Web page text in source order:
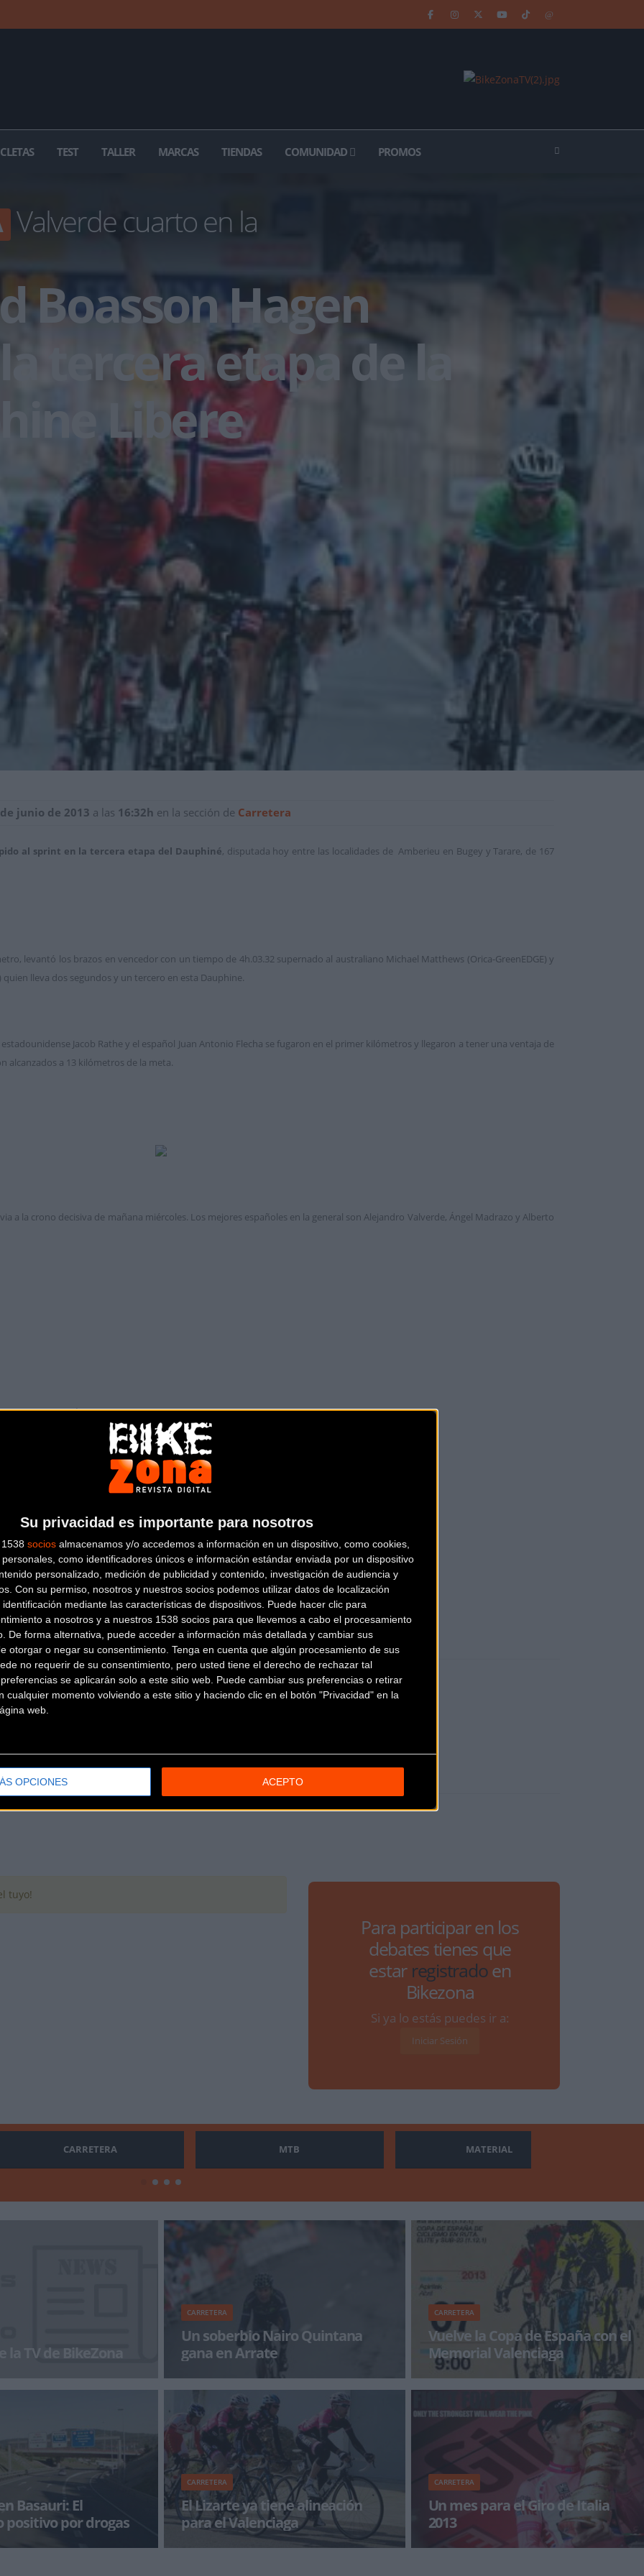
Su privacidad es importante para nosotros
socios almacenamos y/o accedemos a información en un dispositivo, como cookies,
como identificadores únicos e información estándar enviada por un dispositivo
personalizado, medición de publicidad y contenido, investigación de audiencia y
Con su permiso, nosotros y nuestros socios podemos utilizar datos de localización
mediante las características de dispositivos. Puede hacer clic para
a nosotros y a nuestros 1538 socios para que llevemos a cabo el procesamiento
De forma alternativa, puede acceder a información más detallada y cambiar sus
otorgar o negar su consentimiento. Tenga en cuenta que algún procesamiento de sus
no requerir de su consentimiento, pero usted tiene el derecho de rechazar tal
se aplicarán solo a este sitio web. Puede cambiar sus preferencias o retirar
cualquier momento volviendo a este sitio y haciendo clic en el botón "Privacidad" en la
web.
OPCIONES ACEPTO
TEST TALLER MARCAS TIENDAS COMUNIDAD PROMOS
Valverde cuarto en la
Boasson Hagen
la tercera etapa de la
Libere
junio de 2013 a las 16:32h en la sección de Carretera
al sprint en la tercera etapa del Dauphiné, disputada hoy entre las localidades de Amberieu en Bugey y Tarare, de 167
levantó los brazos en vencedor con un tiempo de 4h.03.32 supernado al australiano Michael Matthews (Orica-GreenEDGE) y
lleva dos segundos y un tercero en esta Dauphine.
Jacob Rathe y el español Juan Antonio Flecha se fugaron en el primer kilómetros y llegaron a tener una ventaja de
alcanzados a 13 kilómetros de la meta.
a la crono decisiva de mañana miércoles. Los mejores españoles en la general son Alejandro Valverde, Ángel Madrazo y Alberto
12h 00 22"
12h 02 18"+ 01 56"
12h 02 19"+ 01 57"
12h 02 19" + 01 57"
12h 02 19"+ 01 57"
12h 02 19"
+ 01 57"
+ 01 57"
12h 02 19"
+ 01 57"
12h 02 19"+ 01 57"
12h 02 19"+ 01 57"
Dauphiné) es una carrera ciclista por etapas que se
... [+]
tuyo!
Para participar en los
debates tienes que
estar registradoen
Bikezona
Si ya lo estás puedes ir a:
Iniciar Sesión
CARRETERA MTB MATERIAL
la TV de BikeZona
CARRETERA
Un soberbio Nairo Quintana
gana en Arrate
Tras el éxito de Valverde en la Vuelta 2012,
Quintana exhibe su arrojo e inteligencia en el
descenso final y se
CARRETERA
Vuelve la Copa de España con el
Memorial Valenciaga
Después de un paréntesis de dos semanas, la
Copa de España de ciclismo en ruta vuelve este
fin de s
Basauri: El
positivo por drogas
el camionero que atropello
CARRETERA
El Lizarte ya tiene alineación
para el Valenciaga
Con el Circuito del Guadiana, la Aiztondo
CARRETERA
Un mes para el Giro de Italia
2013
Tan solo falta un mes para el comienzo del Giro